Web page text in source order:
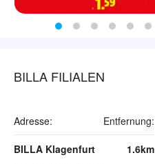
BILLA FILIALEN
Adresse: Entfernung:
BILLA Klagenfurt 1.6km